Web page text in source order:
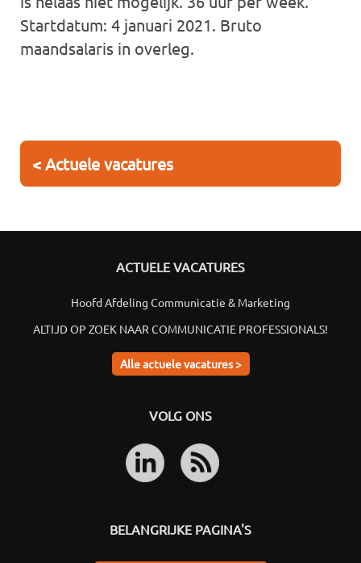
Startdatum: 4 januari 2021. Bruto
maandsalaris in overleg.
< Actuele vacatures
ACTUELE VACATURES
Hoofd Afdeling Communicatie & Marketing
ALTIJD OP ZOEK NAAR COMMUNICATIE PROFESSIONALS!
Alle actuele vacatures >
VOLG ONS
BELANGRIJKE PAGINA'S